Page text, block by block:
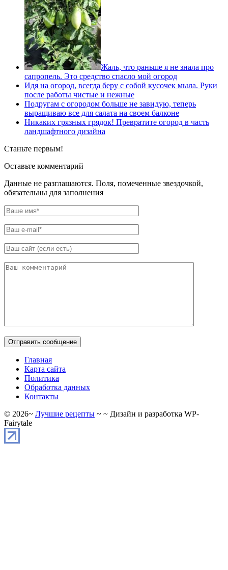
Жаль, что раньше я не знала про
сапропель. Это средство спасло мой огород
Идя на огород, всегда беру с собой кусочек мыла. Руки
после работы чистые и нежные
Подругам с огородом больше не завидую, теперь
выращиваю все для салата на своем балконе
Никаких грязных грядок! Превратите огород в часть
ландшафтного дизайна
Станьте первым!
Оставьте комментарий
Данные не разглашаются. Поля, помеченные звездочкой,
обязательны для заполнения
Главная
Карта сайта
Политика
Обработка данных
Контакты
© 2026~ Лучшие рецепты ~ ~ Дизайн и разработка WP-
Fairytale